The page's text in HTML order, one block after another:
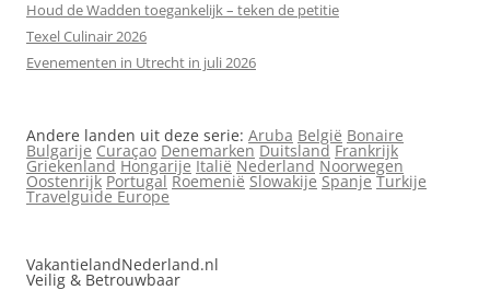
Houd de Wadden toegankelijk – teken de petitie
Texel Culinair 2026
Evenementen in Utrecht in juli 2026
Andere landen uit deze serie: Aruba België Bonaire
Bulgarije Curaçao Denemarken Duitsland Frankrijk
Griekenland Hongarije Italië Nederland Noorwegen
Oostenrijk Portugal Roemenië Slowakije Spanje Turkije
Travelguide Europe
VakantielandNederland.nl
Veilig & Betrouwbaar